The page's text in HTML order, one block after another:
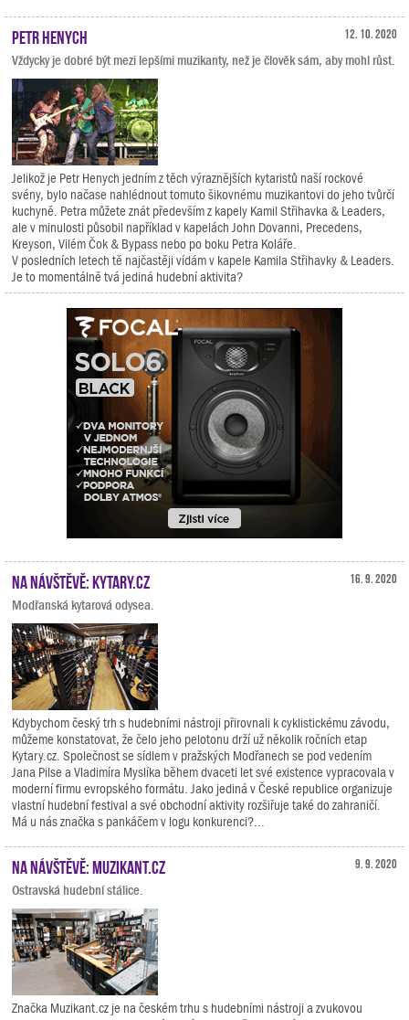
12. 10. 2020
Petr Henych
Vždycky je dobré být mezi lepšími muzikanty, než je člověk sám, aby mohl růst.
Jelikož je Petr Henych jedním z těch výraznějších kytaristů naší rockové
svény, bylo načase nahlédnout tomuto šikovnému muzikantovi do jeho tvůrčí
kuchyně. Petra můžete znát především z kapely Kamil Střihavka & Leaders,
ale v minulosti působil například v kapelách John Dovanni, Precedens,
Kreyson, Vilém Čok & Bypass nebo po boku Petra Koláře.
V posledních letech tě najčastěji vídám v kapele Kamila Střihavky & Leaders.
Je to momentálně tvá jediná hudební aktivita?
16. 9. 2020
Na návštěvě: Kytary.cz
Modřanská kytarová odysea.
Kdybychom český trh s hudebními nástroji přirovnali k cyklistickému závodu,
můžeme konstatovat, že čelo jeho pelotonu drží už několik ročních etap
Kytary.cz. Společnost se sídlem v pražských Modřanech se pod vedením
Jana Pilse a Vladimíra Myslíka během dvaceti let své existence vypracovala v
moderní firmu evropského formátu. Jako jediná v České republice organizuje
vlastní hudební festival a své obchodní aktivity rozšiřuje také do zahraničí.
Má u nás značka s pankáčem v logu konkurenci?...
9. 9. 2020
Na návštěvě: Muzikant.cz
Ostravská hudební stálice.
Značka Muzikant.cz je na českém trhu s hudebními nástroji a zvukovou